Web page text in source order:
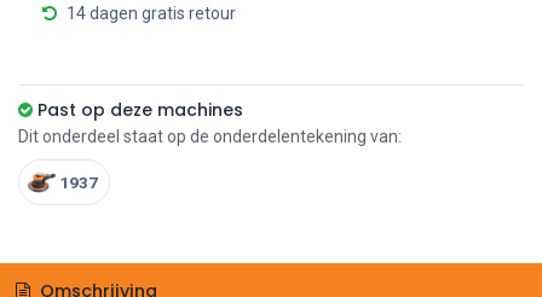
14 dagen gratis retour
Past op deze machines
Dit onderdeel staat op de onderdelentekening van:
1937
Omschrijving